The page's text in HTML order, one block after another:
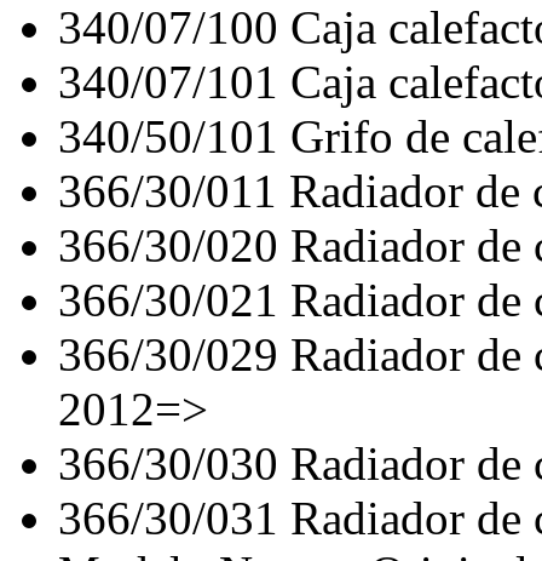
340/07/100 Caja
340/07/101 Caja
340/50/101 Grifo de
366/30/011 Radiador
366/30/020 Radiador de
366/30/021 Radiador
366/30/029 Radiador
2012=>
366/30/030 Radiador
366/30/031 Radiador